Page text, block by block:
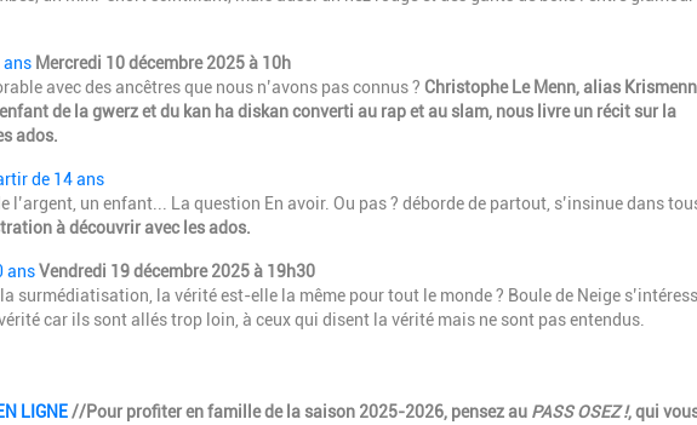
ans Mercredi 10 décembre 2025 à 10h
avec des ancêtres que nous n’avons pas connus ? Christophe Le Menn, alias
de la gwerz et du kan ha diskan converti au rap et au slam, nous livre un récit sur la
ados.
de 14 ans
l’argent, un enfant... La question En avoir. Ou pas ? déborde de partout, s’insinue dans
à découvrir avec les ados.
ansVendredi 19 décembre 2025 à 19h30
surmédiatisation, la vérité est-elle la même pour tout le monde ? Boule de Neige
car ils sont allés trop loin, à ceux qui disent la vérité mais ne sont pas entendus.
LIGNE//Pour profiter en famille de la saison 2025-2026, pensez au PASS OSEZ !, qui